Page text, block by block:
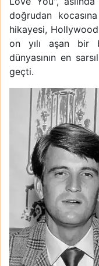
doğrudan
hikayesi,
on yılı aşan bir
dünyasının en
geçti.